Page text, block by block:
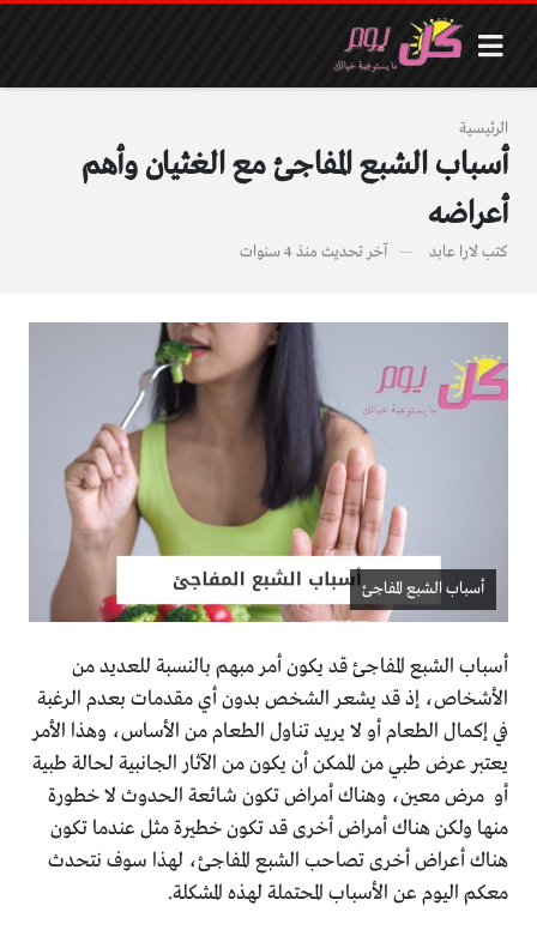
الرئيسية
أسباب الشبع المفاجئ مع الغثيان وأهم
أعراضه
كتبلارا عابد آخر تحديث منذ 4 سنوات
أسباب الشبع المفاجئ
أسباب الشبع المفاجئ قد يكون أمر مبهم بالنسبة للعديد من
الأشخاص، إذ قد يشعر الشخص بدون أي مقدمات بعدم الرغبة
في إكمال الطعام أو لا يريد تناول الطعام من الأساس، وهذا الأمر
يعتبر عرض طبي من الممكن أن يكون من الآثار الجانبية لحالة طبية
أو مرض معين، وهناك أمراض تكون شائعة الحدوث لا خطورة
منها ولكن هناك أمراض أخرى قد تكون خطيرة مثل عندما تكون
هناك أعراض أخرى تصاحب الشبع المفاجئ، لهذا سوف نتحدث
معكم اليوم عن الأسباب المحتملة لهذه المشكلة.